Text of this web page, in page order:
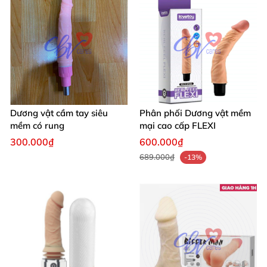
- Rung: 7 chế độ rung.
- Thấm nước: 100% không thấm nước.
- Màu sắc: Da người.
- Pin: Pin AAA.
- Hãng sản xuất:
Dương Vật Rung Real Feel 8.0 Chính Hãng - Mua Ngay Khuyến
Dương vật cầm tay siêu
mềm có rung
300.000₫
Phân phối Dương vật mềm
mại cao cấp FLEXI
600.000₫
689.000₫ -13%